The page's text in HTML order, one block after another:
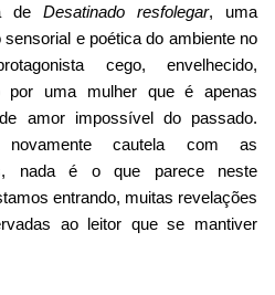
de Desatinado resfolegar, uma
e poética do ambiente no
cego, envelhecido,
por uma mulher que é apenas
amor impossível do passado.
novamente cautela com as
nada é o que parece neste
entrando, muitas revelações
ao leitor que se mantiver